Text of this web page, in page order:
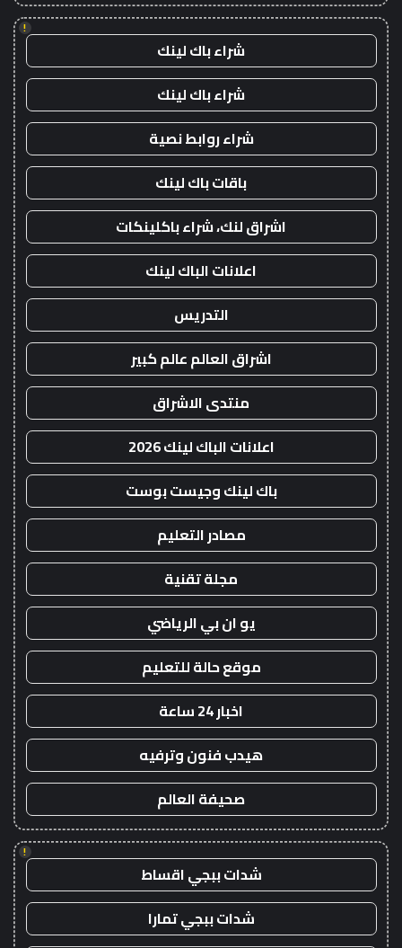
!
شراء باك لينك
شراء باك لينك
شراء روابط نصية
باقات باك لينك
اشراق لنك، شراء باكلينكات
اعلانات الباك لينك
التدريس
اشراق العالم عالم كبير
منتدى الاشراق
اعلانات الباك لينك 2026
باك لينك وجيست بوست
مصادر التعليم
مجلة تقنية
يو ان بي الرياضي
موقع حالة للتعليم
اخبار 24 ساعة
هيدب فنون وترفيه
صحيفة العالم
!
شدات ببجي اقساط
شدات ببجي تمارا